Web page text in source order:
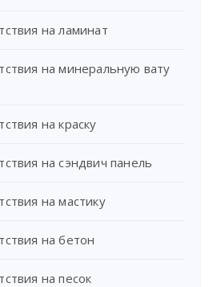
на ламинат
на минеральную вату
на краску
на сэндвич панель
на мастику
на бетон
на песок